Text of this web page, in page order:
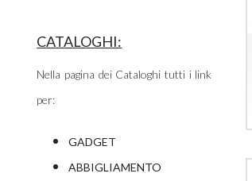
CATALOGHI:
Nella pagina dei Cataloghi tutti i link
per:
GADGET
ABBIGLIAMENTO